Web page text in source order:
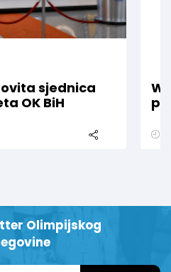
sjednica
OK BiH
Olimpijskog